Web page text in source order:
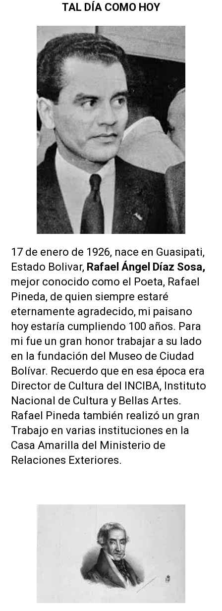
TAL DÍA COMO HOY
17 de enero de 1926, nace en Guasipati,
Estado Bolivar, Rafael Ángel Díaz Sosa,
mejor conocido como el Poeta, Rafael
Pineda, de quien siempre estaré
eternamente agradecido, mi paisano
hoy estaría cumpliendo 100 años. Para
mi fue un gran honor trabajar a su lado
en la fundación del Museo de Ciudad
Bolívar. Recuerdo que en esa época era
Director de Cultura del INCIBA, Instituto
Nacional de Cultura y Bellas Artes.
Rafael Pineda también realizó un gran
Trabajo en varias instituciones en la
Casa Amarilla del Ministerio de
Relaciones Exteriores.